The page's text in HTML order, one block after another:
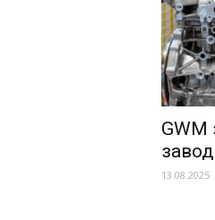
GWM
13.08.2025